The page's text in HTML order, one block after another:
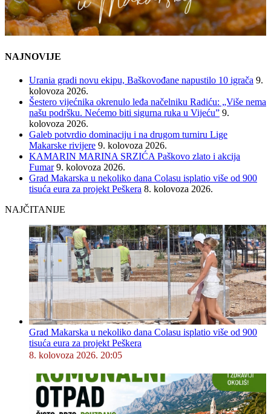
NAJNOVIJE
Urania gradi novu ekipu, Baškovođane napustilo 10 igrača 9.
kolovoza 2026.
Šestero vijećnika okrenulo leđa načelniku Radiću: „Više nema
našu podršku. Nećemo biti sigurna ruka u Vijeću” 9.
kolovoza 2026.
Galeb potvrdio dominaciju i na drugom turniru Lige
Makarske rivijere 9. kolovoza 2026.
KAMARIN MARINA SRZIĆA Paškovo zlato i akcija
Fumar 9. kolovoza 2026.
Grad Makarska u nekoliko dana Colasu isplatio više od 900
tisuća eura za projekt Peškera 8. kolovoza 2026.
NAJČITANIJE
Grad Makarska u nekoliko dana Colasu isplatio više od 900
tisuća eura za projekt Peškera
8. kolovoza 2026. 20:05